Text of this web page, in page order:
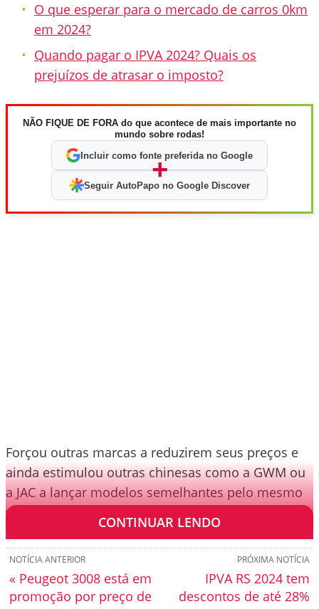
O que esperar para o mercado de carros 0km
em 2024?
Quando pagar o IPVA 2024? Quais os
prejuízos de atrasar o imposto?
NÃO FIQUE DE FORA do que acontece de mais importante no
mundo sobre rodas!
Incluir como fonte preferida no Google
+
Seguir AutoPapo no Google Discover
Forçou outras marcas a reduzirem seus preços e
ainda estimulou outras chinesas como a GWM ou
a JAC a lançar modelos semelhantes pelo mesmo
valor.
CONTINUAR LENDO
PRÓXIMA NOTÍCIA
IPVA RS 2024 tem
descontos de até 28%
NOTÍCIA ANTERIOR
« Peugeot 3008 está em
promoção por preço de